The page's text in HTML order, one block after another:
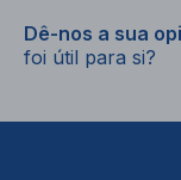
Dê-nos a sua
foi útil para si?